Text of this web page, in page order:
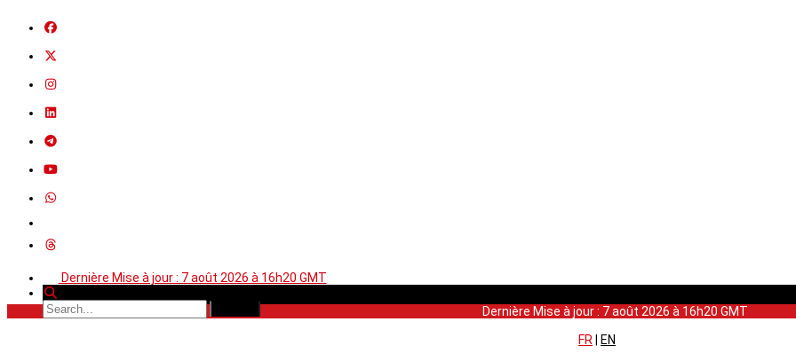
Dernière Mise à jour : 7 août 2026 à 16h20 GMT
Dernière Mise à jour : 7 août 2026 à 16h20 GMT
FR
EN